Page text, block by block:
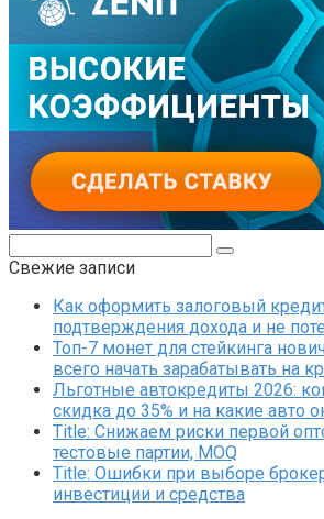
Свежие записи
Как оформить залоговый
подтверждения дохода и не
Топ-7 монет для стейкинга
всего начать зарабатывать на
Льготные автокредиты 2026:
скидка до 35% и на какие авто
Title: Снижаем риски первой
тестовые партии, MOQ
Title: Ошибки при выборе
инвестиции и средства